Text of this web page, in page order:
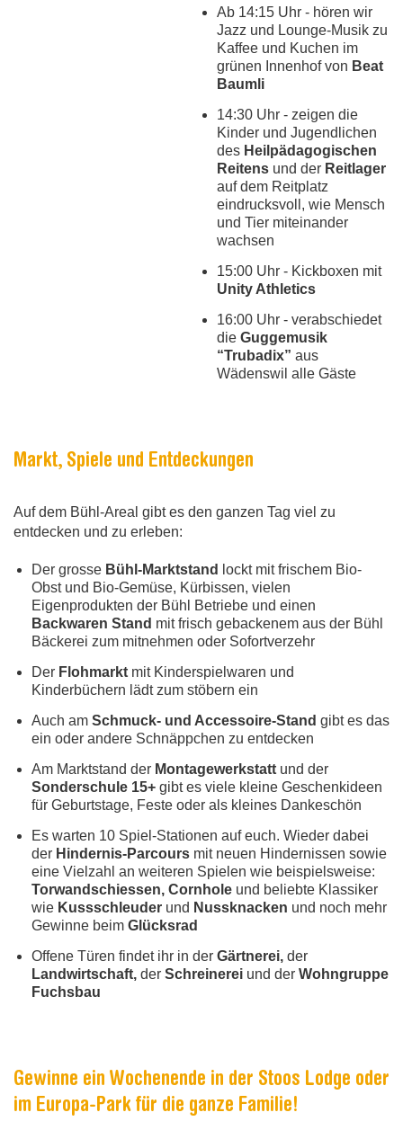
Ab 14:15 Uhr - hören wir
Jazz und Lounge-Musik zu
Kaffee und Kuchen im
grünen Innenhof von Beat
Baumli
14:30 Uhr - zeigen die
Kinder und Jugendlichen
des Heilpädagogischen
Reitens und der Reitlager
auf dem Reitplatz
eindrucksvoll, wie Mensch
und Tier miteinander
wachsen
15:00 Uhr - Kickboxen mit
Unity Athletics
16:00 Uhr - verabschiedet
dieGuggemusik
“Trubadix”aus
Wädenswil alle Gäste
Markt, Spiele und Entdeckungen
Auf dem Bühl-Areal gibt es den ganzen Tag viel zu
entdecken und zu erleben:
Der grosse Bühl-Marktstand
lockt mit frischem Bio-
Obst und Bio-Gemüse, Kürbissen, vielen
Eigenprodukten der Bühl Betriebe und einen
Backwaren Stand mit frisch gebackenem aus der Bühl
Bäckerei zum mitnehmen oder Sofortverzehr
Der Flohmarkt mit Kinderspielwaren und
Kinderbüchern lädt zum stöbern ein
Auch am Schmuck- und Accessoire-Stand gibt es das
ein oder andere Schnäppchen zu entdecken
Am Marktstand der Montagewerkstatt und der
Sonderschule 15+ gibt es viele kleine Geschenkideen
für Geburtstage, Feste oder als kleines Dankeschön
Es warten 10 Spiel-Stationen auf euch. Wieder dabei
der Hindernis-Parcours mit neuen Hindernissen sowie
eine Vielzahl an weiteren Spielen wie beispielsweise:
Torwandschiessen, Cornhole und beliebte Klassiker
wie Kussschleuder und Nussknacken und noch mehr
Gewinne beim Glücksrad
Offene Türen findet ihr in der Gärtnerei, der
Landwirtschaft, der Schreinerei und der Wohngruppe
Fuchsbau
Gewinne ein Wochenende in der Stoos Lodge oder
im Europa-Park für die ganze Familie!